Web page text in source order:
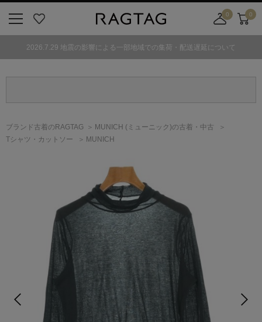
気
0
舗
カ
ト
0
2026.7.29 地震の影響による一部地域での集荷・配送遅延について
ブランド古着のRAGTAG MUNICH (ミューニック)の古着・中古
Tシャツ・カットソー
MUNICH